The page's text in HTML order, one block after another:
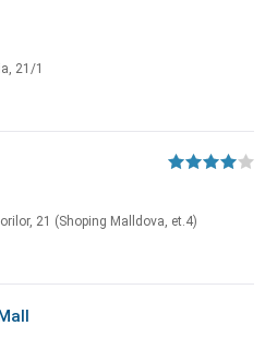
21/1
21 (Shoping Malldova, et.4)